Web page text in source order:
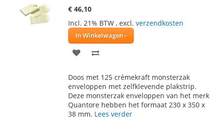
€ 46,10
Incl. 21% BTW , excl. verzendkosten
In Winkelwagen
VOEG
AAN
VERLANGLIJST
TE
VERGELIJKEN
Doos met 125 crèmekraft monsterzak
enveloppen met zelfklevende plakstrip.
Deze monsterzak enveloppen van het merk
Quantore hebben het formaat 230 x 350 x
38 mm. Lees verder